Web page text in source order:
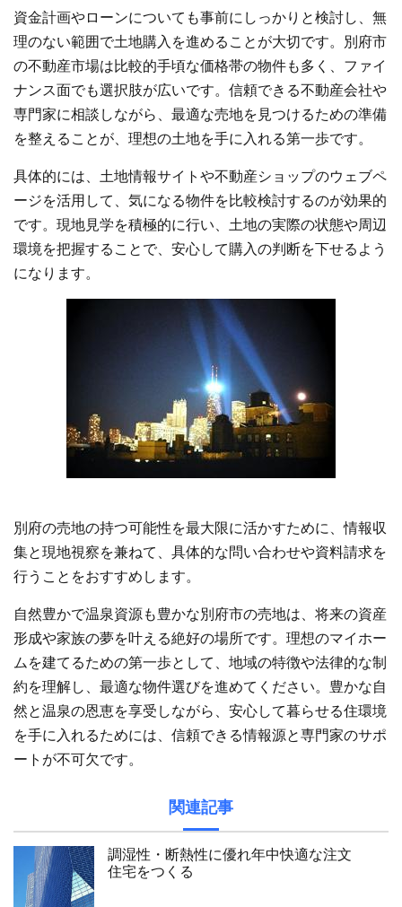
資金計画やローンについても事前にしっかりと検討し、無
理のない範囲で土地購入を進めることが大切です。別府市
の不動産市場は比較的手頃な価格帯の物件も多く、ファイ
ナンス面でも選択肢が広いです。信頼できる不動産会社や
専門家に相談しながら、最適な売地を見つけるための準備
を整えることが、理想の土地を手に入れる第一歩です。
具体的には、土地情報サイトや不動産ショップのウェブペ
ージを活用して、気になる物件を比較検討するのが効果的
です。現地見学を積極的に行い、土地の実際の状態や周辺
環境を把握することで、安心して購入の判断を下せるよう
になります。
別府の売地の持つ可能性を最大限に活かすために、情報収
集と現地視察を兼ねて、具体的な問い合わせや資料請求を
行うことをおすすめします。
自然豊かで温泉資源も豊かな別府市の売地は、将来の資産
形成や家族の夢を叶える絶好の場所です。理想のマイホー
ムを建てるための第一歩として、地域の特徴や法律的な制
約を理解し、最適な物件選びを進めてください。豊かな自
然と温泉の恩恵を享受しながら、安心して暮らせる住環境
を手に入れるためには、信頼できる情報源と専門家のサポ
ートが不可欠です。
関連記事
調湿性・断熱性に優れ年中快適な注文
住宅をつくる